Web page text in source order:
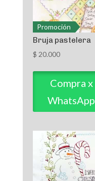
Promoción
Bruja pastelera
$ 20.000
Compra x
WhatsApp